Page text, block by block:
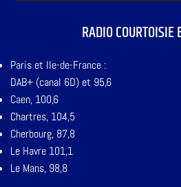
RADIO
Paris et Ile-de-France :
DAB+ (canal 6D) et 95,6
Caen, 100,6
Chartres, 104,5
Cherbourg, 87,8
Le Havre 101,1
Le Mans, 98,8